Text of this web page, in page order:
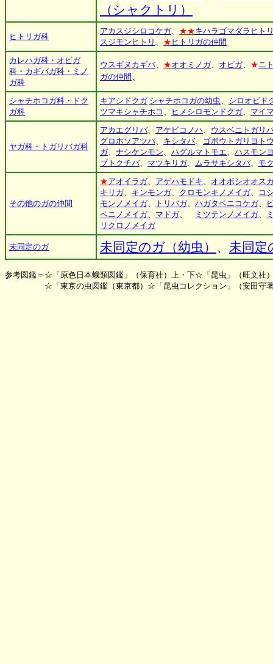
（シャクトリ）
ヒトリガ科
アカスジシロコケガ、 ★★キハラゴマダラヒト
スジモンヒトリ 、 ★ ヒトリガの仲間
カレハガ科・オビガ
科・カギバガ科・ミノ
ガ科
ウスギヌカギバ、 ★オオミノガ、 オビガ、 ★ニ
ガの仲間
シャチホコガ科・ドク
ガ科
キアシドクガ シャチホコガの幼虫、 シロオビド
ツマキシャチホコ 、 ヒメシロモンドクガ、 マイ
ヤガ科・トガリバガ科
アカエグリバ、 アケビコノハ、 ウスベニトガリ
グロホソアツバ、 キシタバ、 ゴボウトガリヨト
ガ、 ナシケンモン、 ハグルマトモエ、 ハスモン
ブトクチバ、 マツキリガ、 ムラサキシタバ、 モ
その他のガの仲間
★アオイラガ、 アゲハモドキ、 オオボシオオス
キリガ、 キンモンガ、 クロモンキノメイガ、
コ
モンノメイガ、 トリバガ、 ハガタベニコケガ、
ベニノメイガ、 マドガ、 ミツテンノメイガ、
リクロノメイガ
未同定のガ 未同定のガ（幼虫） 、 未同定
参考図鑑＝☆「原色日本蛾類図鑑」（保育社）上・下☆「昆虫」（旺文
☆「東京の虫図鑑（東京都）☆「昆虫コレクション」（安田守著・